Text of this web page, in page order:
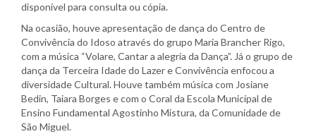
disponível para consulta ou cópia.
Na ocasião, houve apresentação de dança do Centro de
Convivência do Idoso através do grupo Maria Brancher Rigo,
com a música “Volare, Cantar a alegria da Dança”. Já o grupo de
dança da Terceira Idade do Lazer e Convivência enfocou a
diversidade Cultural. Houve também música com Josiane
Bedin, Taiara Borges e com o Coral da Escola Municipal de
Ensino Fundamental Agostinho Mistura, da Comunidade de
São Miguel.